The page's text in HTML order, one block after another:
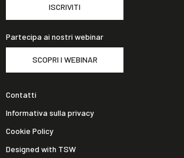
ISCRIVITI
Partecipa ai nostri webinar
SCOPRI I WEBINAR
Contatti
Informativa sulla privacy
Cookie Policy
Designed with TSW